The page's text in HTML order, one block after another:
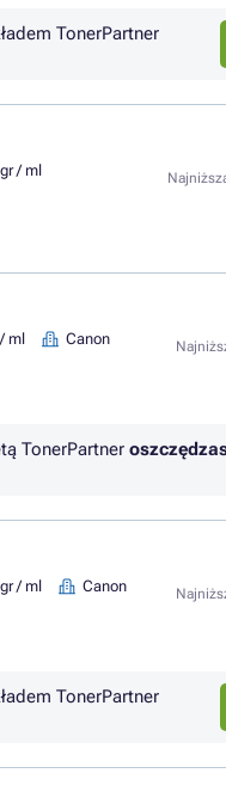
TonerPartner
/ ml
ml Canon
TonerPartner
/ ml Canon
TonerPartner